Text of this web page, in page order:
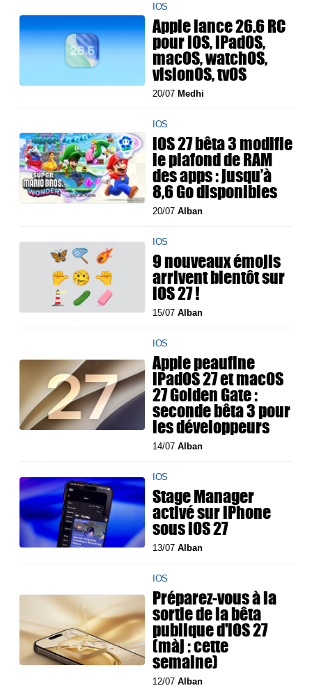
IOS
Apple lance 26.6 RC
pour iOS, iPadOS,
macOS, watchOS,
visionOS, tvOS
20/07 Medhi
IOS
iOS 27 bêta 3 modifie
le plafond de RAM
des apps : jusqu’à
8,6 Go disponibles
20/07Alban
IOS
9 nouveaux émojis
arrivent bientôt sur
iOS 27 !
15/07Alban
IOS
Apple peaufine
iPadOS 27 et macOS
27 Golden Gate :
seconde bêta 3 pour
les développeurs
14/07Alban
IOS
Stage Manager
activé sur iPhone
sous iOS 27
13/07Alban
IOS
Préparez-vous à la
sortie de la bêta
publique d'iOS 27
(màj : cette
semaine)
12/07Alban